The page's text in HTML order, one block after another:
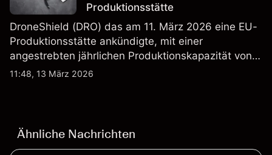
Produktionsstätte
DroneShield (DRO) das am 11. März 2026 eine EU-
Produktionsstätte ankündigte, mit einer
angestrebten jährlichen Produktionskapazität von
etwa 2,4 Mrd. AUD bis Ende 2026. Die
11:48, 13 März 2026
Ähnliche Nachrichten